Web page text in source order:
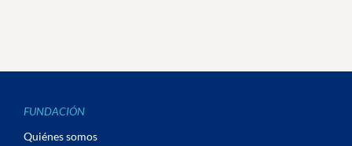
FUNDACIÓN
Quiénes somos